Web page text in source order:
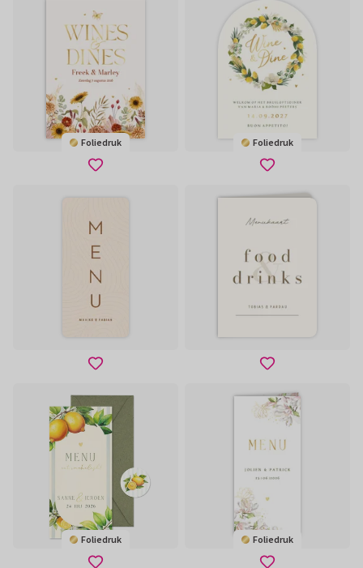
Foliedruk Foliedruk
Foliedruk Foliedruk